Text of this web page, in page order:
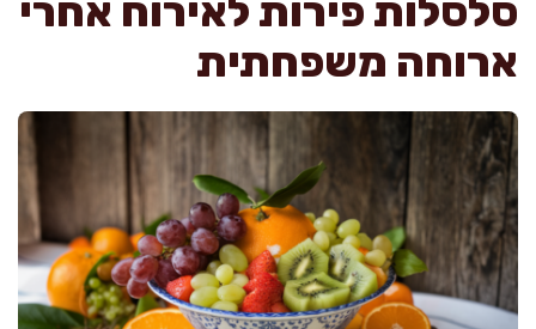
סלסלות פירות לאירוח אחרי
ארוחה משפחתית